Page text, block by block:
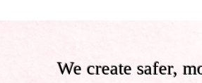
We create safer,